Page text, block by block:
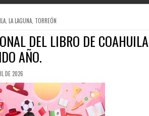
, LA LAGUNA, TORREÓN
DEL LIBRO DE COAHUILA
AÑO.
DE 2026